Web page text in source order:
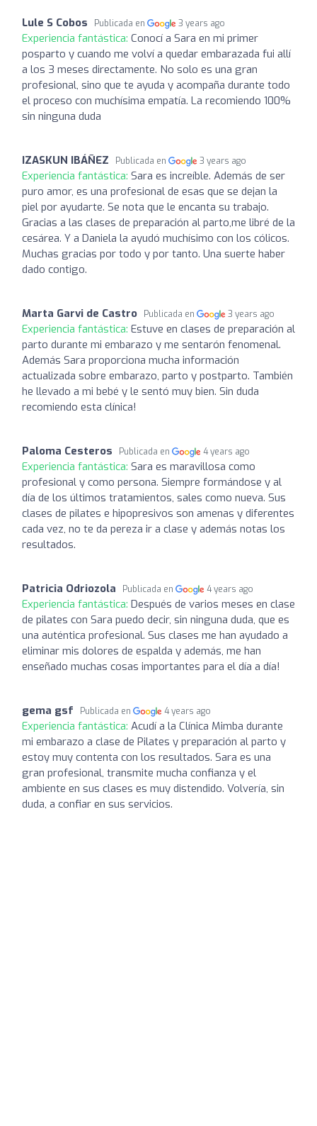
Lule S Cobos Publicada en 3 years ago
Experiencia fantástica: Conocí a Sara en mi primer
posparto y cuando me volví a quedar embarazada fui allí
a los 3 meses directamente. No solo es una gran
profesional, sino que te ayuda y acompaña durante todo
el proceso con muchísima empatía. La recomiendo 100%
sin ninguna duda
IZASKUN IBÁÑEZ Publicada en 3 years ago
Experiencia fantástica: Sara es increíble. Además de ser
puro amor, es una profesional de esas que se dejan la
piel por ayudarte. Se nota que le encanta su trabajo.
Gracias a las clases de preparación al parto,me libré de la
cesárea. Y a Daniela la ayudó muchísimo con los cólicos.
Muchas gracias por todo y por tanto. Una suerte haber
dado contigo.
Marta Garvi de Castro Publicada en 3 years ago
Experiencia fantástica: Estuve en clases de preparación al
parto durante mi embarazo y me sentarón fenomenal.
Además Sara proporciona mucha información
actualizada sobre embarazo, parto y postparto. También
he llevado a mi bebé y le sentó muy bien. Sin duda
recomiendo esta clínica!
Paloma Cesteros Publicada en 4 years ago
Experiencia fantástica: Sara es maravillosa como
profesional y como persona. Siempre formándose y al
día de los últimos tratamientos, sales como nueva. Sus
clases de pilates e hipopresivos son amenas y diferentes
cada vez, no te da pereza ir a clase y además notas los
resultados.
Patricia Odriozola Publicada en 4 years ago
Experiencia fantástica: Después de varios meses en clase
de pilates con Sara puedo decir, sin ninguna duda, que es
una auténtica profesional. Sus clases me han ayudado a
eliminar mis dolores de espalda y además, me han
enseñado muchas cosas importantes para el día a día!
gema gsf Publicada en 4 years ago
Experiencia fantástica: Acudí a la Clínica Mimba durante
mi embarazo a clase de Pilates y preparación al parto y
estoy muy contenta con los resultados. Sara es una
gran profesional, transmite mucha confianza y el
ambiente en sus clases es muy distendido. Volvería, sin
duda, a confiar en sus servicios.